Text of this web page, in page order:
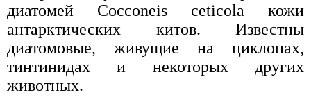
диатомей Cocconeis ceticola кожи
антарктических китов. Известны
диатомовые, живущие на циклопах,
тинтинидах и некоторых других
животных.